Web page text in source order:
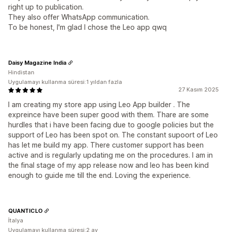
right up to publication.
They also offer WhatsApp communication.
To be honest, I'm glad I chose the Leo app qwq
27 Kasım 2025
I am creating my store app using Leo App builder . The
expreince have been super good with them. Thare are some
hurdles that i have been facing due to google policies but the
support of Leo has been spot on. The constant supoort of Leo
has let me build my app. There customer support has been
active and is regularly updating me on the procedures. I am in
the final stage of my app release now and leo has been kind
enough to guide me till the end. Loving the experience.
Daisy Magazine India
Hindistan
Uygulamayı kullanma süresi:1 yıldan fazla
QUANTICLO
İtalya
Uygulamayı kullanma süresi:2 ay